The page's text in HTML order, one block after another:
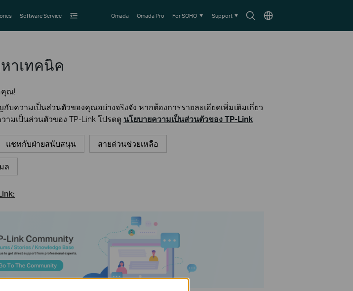
SearchChoose
Software Service Omada Omada Pro For SOHO Support
าเทคนิค
คุณ!
บความเป็นส่วนตัวของคุณอย่างจริงจัง หากต้องการรายละเอียดเพิ่มเติมเกี่ยว
ามเป็นส่วนตัวของ TP-Link โปรดดู นโยบายความเป็นส่วนตัวของ TP-Link
แชทกับฝ่ายสนับสนุน สายด่วนช่วยเหลือ
ล